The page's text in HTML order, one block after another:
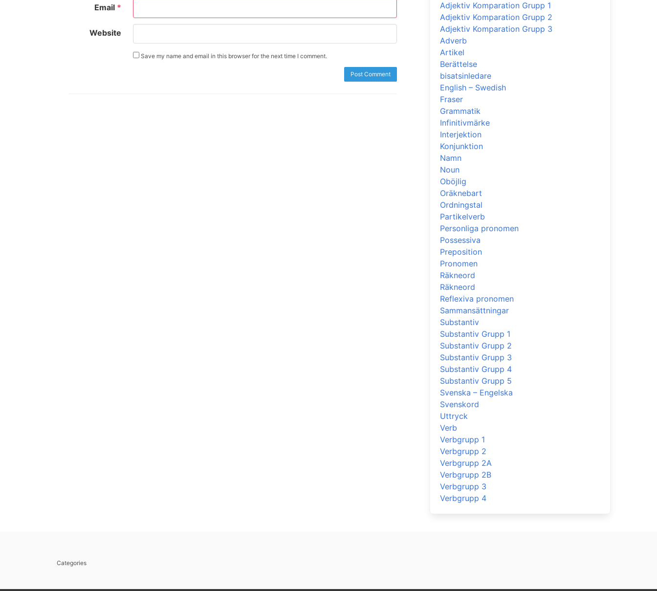
Email *
Website
Save my name and email in this browser for the next time I comment.
Adjektiv Komparation Grupp 1
Adjektiv Komparation Grupp 2
Adjektiv Komparation Grupp 3
Adverb
Artikel
Berättelse
bisatsinledare
English – Swedish
Fraser
Grammatik
Infinitivmärke
Interjektion
Konjunktion
Namn
Noun
Oböjlig
Oräknebart
Ordningstal
Partikelverb
Personliga pronomen
Possessiva
Preposition
Pronomen
Räkneord
Räkneord
Reflexiva pronomen
Sammansättningar
Substantiv
Substantiv Grupp 1
Substantiv Grupp 2
Substantiv Grupp 3
Substantiv Grupp 4
Substantiv Grupp 5
Svenska – Engelska
Svenskord
Uttryck
Verb
Verbgrupp 1
Verbgrupp 2
Verbgrupp 2A
Verbgrupp 2B
Verbgrupp 3
Verbgrupp 4
Categories